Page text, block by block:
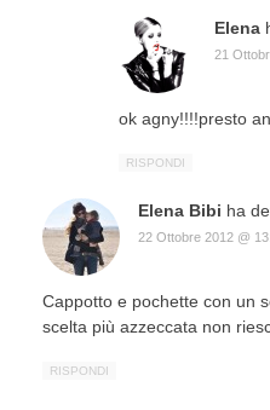
Elena
21
ok agny!!!!presto
RISPONDI
Elena Bibi ha
22 Ottobre 2012 @
Cappotto e pochette con un
scelta più azzeccata non
RISPONDI